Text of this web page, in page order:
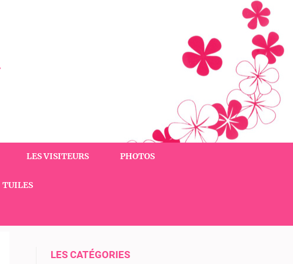
LES VISITEURS PHOTOS
TUILES
LES CATÉGORIES